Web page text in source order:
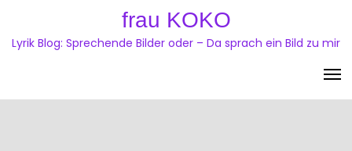
content
frau KOKO
Lyrik Blog: Sprechende Bilder oder – Da sprach ein Bild zu mir